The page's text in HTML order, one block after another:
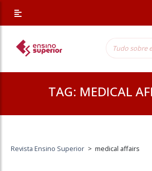
TAG: MEDICAL
Revista Ensino Superior > medical affairs